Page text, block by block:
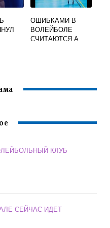
ОШИБКАМИ В
ВОЛЕЙБОЛЕ
СЧИТАЮТСЯ А
КЛУБ
СЕЙЧАС ИДЕТ